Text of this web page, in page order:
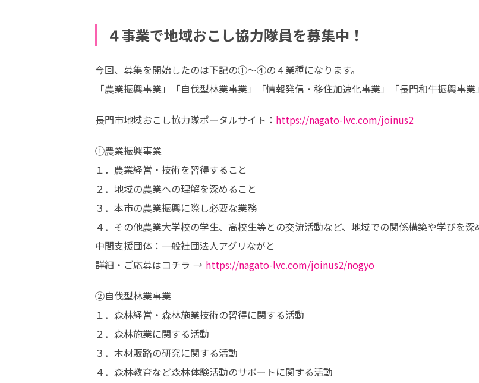
４事業で地域おこし協力隊員を募集中！
今回、募集を開始したのは下記の①〜④の４業種になります。
「農業振興事業」「自伐型林業事業」「情報発信・移住加速化事業」「長門和牛振興事
長門市地域おこし協力隊ポータルサイト： https://nagato-lvc.com/joinus2
①農業振興事業
１．農業経営・技術を習得すること
２．地域の農業への理解を深めること
３．本市の農業振興に際し必要な業務
４．その他農業大学校の学生、高校生等との交流活動など、地域での関係構築や学びを深
中間支援団体：一般社団法人アグリながと
詳細・ご応募はコチラ → https://nagato-lvc.com/joinus2/nogyo
②自伐型林業事業
１．森林経営・森林施業技術の習得に関する活動
２．森林施業に関する活動
３．木材販路の研究に関する活動
４．森林教育など森林体験活動のサポートに関する活動